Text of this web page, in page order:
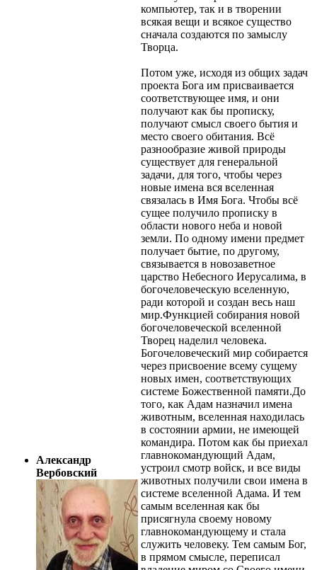
Александр
Вербовский
компьютер, так и в творении
всякая вещи и всякое существо
сначала создаются по замыслу
Творца.
Потом уже, исходя из общих задач
проекта Бога им присваивается
соответствующее имя, и они
получают как бы прописку,
получают смысл своего бытия и
место своего обитания. Всё
разнообразие живой природы
существует для генеральной
задачи, для того, чтобы через
новые имена вся вселенная
связалась в Имя Бога. Чтобы всё
сущее получило прописку в
области нового неба и новой
земли. По одному имени предмет
получает бытие, по другому,
связывается в новозаветное
царство Небесного Иерусалима, в
богочеловеческую вселенную,
ради которой и создан весь наш
мир.Функцией собирания новой
богочеловеческой вселенной
Творец наделил человека.
Богочеловеческий мир собирается
через присвоение всему сущему
новых имен, соответствующих
системе Божественной памяти.До
того, как Адам назначил имена
животным, вселенная находилась
в состоянии армии, не имеющей
командира. Потом как бы приехал
главнокомандующий Адам,
устроил смотр войск, и все виды
животных получили свои имена в
системе вселенной Адама. И тем
самым вселенная как бы
присягнула своему новому
главнокомандующему и стала
служить человеку. Тем самым Бог,
в прямом смысле, переписал